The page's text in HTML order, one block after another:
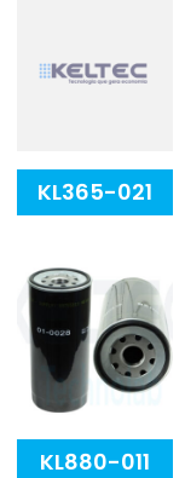
KL365-021
KL880-011